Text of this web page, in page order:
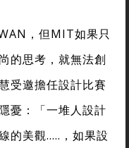
，但MIT如果只
的思考，就無法創
受邀擔任設計比賽
憂：「一堆人設計
的美觀…..，如果設